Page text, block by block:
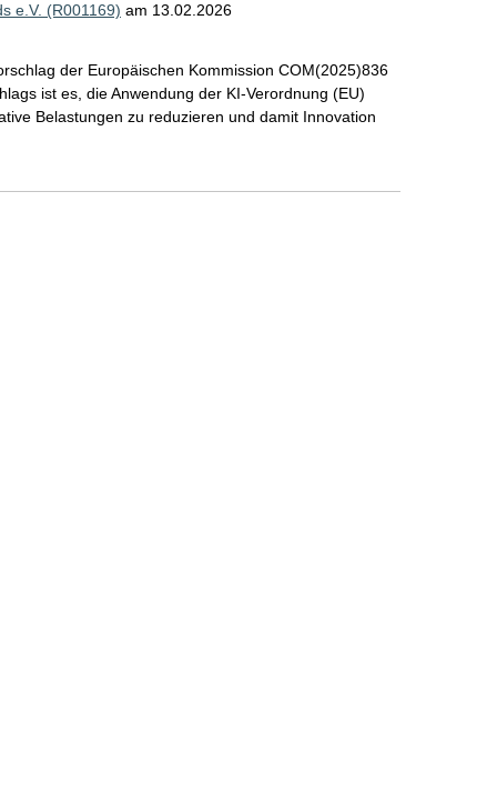
e.V. (R001169) am 13.02.2026
der Europäischen Kommission COM(2025)836
ist es, die Anwendung der KI-Verordnung (EU)
Belastungen zu reduzieren und damit Innovation